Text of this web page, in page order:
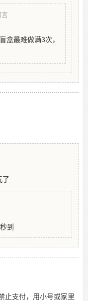
言
盒最难做满3次，
了
到
止支付，用小号或家里